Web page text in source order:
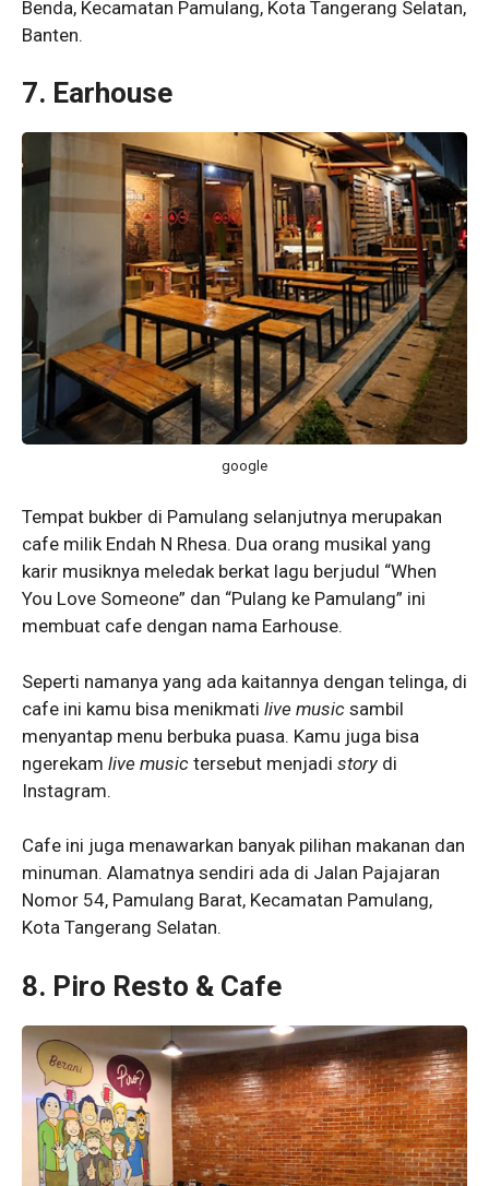
Benda, Kecamatan Pamulang, Kota Tangerang Selatan,
Banten.
7. Earhouse
google
Tempat bukber di Pamulang selanjutnya merupakan
cafe milik Endah N Rhesa. Dua orang musikal yang
karir musiknya meledak berkat lagu berjudul “When
You Love Someone” dan “Pulang ke Pamulang” ini
membuat cafe dengan nama Earhouse.
Seperti namanya yang ada kaitannya dengan telinga, di
cafe ini kamu bisa menikmati live music sambil
menyantap menu berbuka puasa. Kamu juga bisa
ngerekam live music tersebut menjadi story di
Instagram.
Cafe ini juga menawarkan banyak pilihan makanan dan
minuman. Alamatnya sendiri ada di Jalan Pajajaran
Nomor 54, Pamulang Barat, Kecamatan Pamulang,
Kota Tangerang Selatan.
8. Piro Resto & Cafe